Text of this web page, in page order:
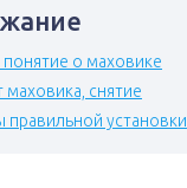
о маховике
маховика, снятие
правильной установки